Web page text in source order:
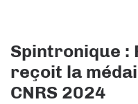
Spintronique :
reçoit la
CNRS 2024